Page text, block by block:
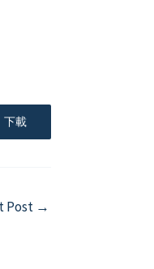
下載
Post →